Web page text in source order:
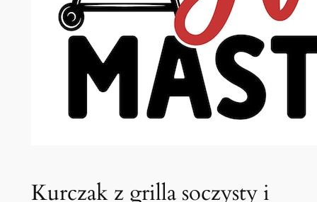
Kurczak z grilla soczysty i